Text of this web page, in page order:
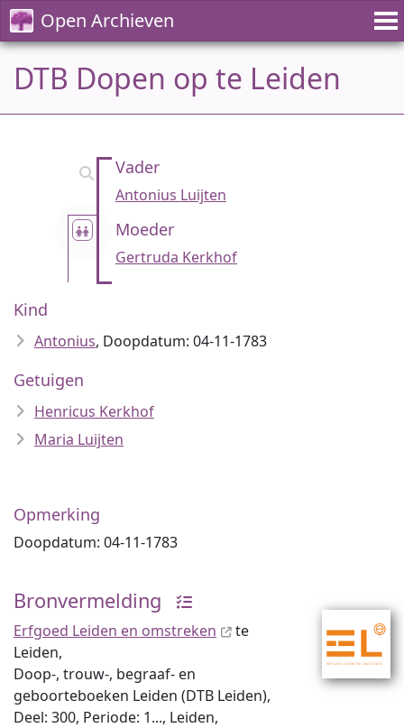
Open Archieven
DTB Dopen op te Leiden
Vader
Antonius Luijten
Moeder
Gertruda Kerkhof
Kind
Antonius, Doopdatum: 04-11-1783
Getuigen
Henricus Kerkhof
Maria Luijten
Opmerking
Doopdatum: 04-11-1783
Bronvermelding
Erfgoed Leiden en omstreken
te
Leiden,
Doop-, trouw-, begraaf- en
geboorteboeken Leiden (DTB Leiden),
Deel: 300, Periode: 1..., Leiden,